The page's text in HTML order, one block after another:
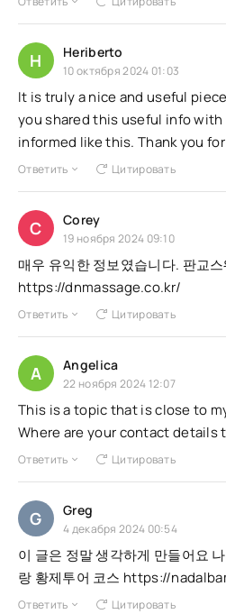
H Heriberto
10 октября 2024 01:03
It is truly a nice and useful
you shared this useful info with
informed like this. Thank you
Ответить Цитировать
C Corey
19 ноября 2024 09:10
매우 유익한 정보였습니다. 판교
https://dnmassage.co.kr/
Ответить Цитировать
A Angelica
22 ноября 2024 12:07
This is a topic that is close to
Where are your contact details
Ответить Цитировать
G Greg
4 декабря 2024 00:54
이 글은 정말 생각하게 만들어요
랑 황제투어 코스 https://
Ответить Цитировать